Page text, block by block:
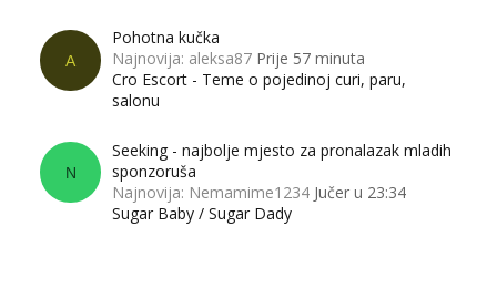
A
Pohotna kučka
Najnovija: aleksa87 Prije 57 minuta
Cro Escort - Teme o pojedinoj curi, paru,
salonu
N
Seeking - najbolje mjesto za pronalazak mladih
sponzoruša
Najnovija: Nemamime1234 Jučer u 23:34
Sugar Baby / Sugar Dady